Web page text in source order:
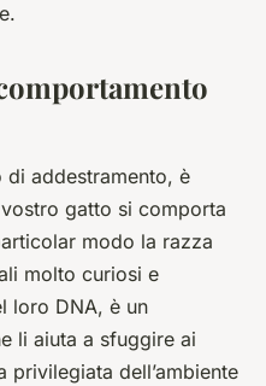
di addestramento, è
gatto si comporta
modo la razza
molto curiosi e
loro DNA, è un
li aiuta a sfuggire ai
privilegiata dell’ambiente